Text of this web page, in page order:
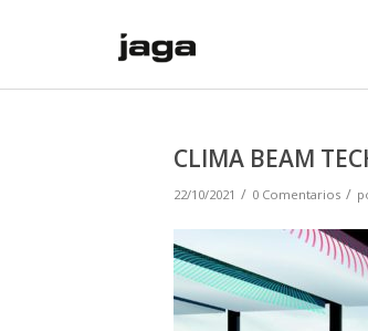
CLIMA BEAM
22/10/2021 / 0 Comentarios /